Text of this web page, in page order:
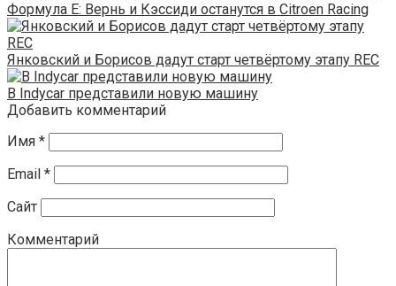
Формула Е: Вернь и Кэссиди останутся в Citroen Racing
Янковский и Борисов дадут старт четвёртому этапу REC
В Indycar представили новую машину
Добавить комментарий
Имя *
Email *
Сайт
Комментарий